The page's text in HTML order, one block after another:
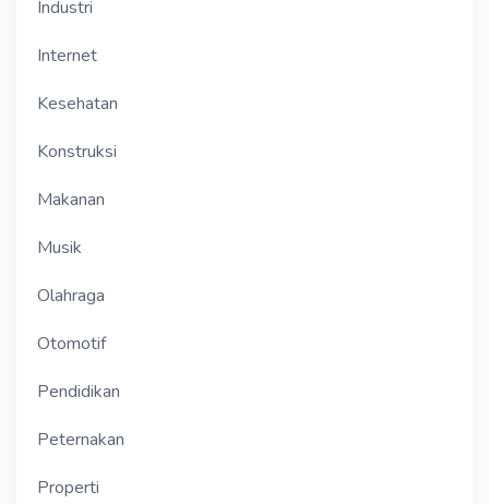
Industri
Internet
Kesehatan
Konstruksi
Makanan
Musik
Olahraga
Otomotif
Pendidikan
Peternakan
Properti